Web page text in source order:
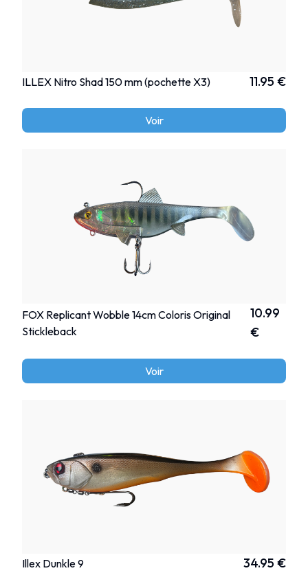
ILLEX Nitro Shad 150 mm (pochette X3) 11.95 €
Voir
FOX Replicant Wobble 14cm Coloris Original
Stickleback
10.99
€
Voir
Illex Dunkle 9 34.95 €